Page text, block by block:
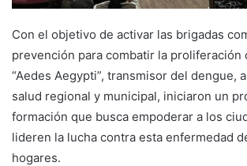
Con el objetivo de activar las brigadas
prevención para combatir la proliferación
“Aedes Aegypti”, transmisor del dengue,
salud regional y municipal, iniciaron un
formación que busca empoderar a los
lideren la lucha contra esta enfermedad
hogares.